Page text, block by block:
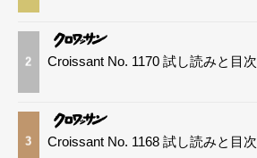
2 Croissant No. 1170 試し読みと目次
3 Croissant No. 1168 試し読みと目次